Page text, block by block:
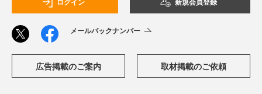
メールバックナンバー
広告掲載のご案内 取材掲載のご依頼